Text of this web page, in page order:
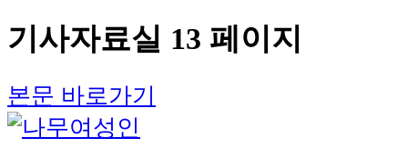
기사자료실 13 페이지
본문 바로가기